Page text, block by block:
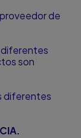
de
diferentes
son
diferentes